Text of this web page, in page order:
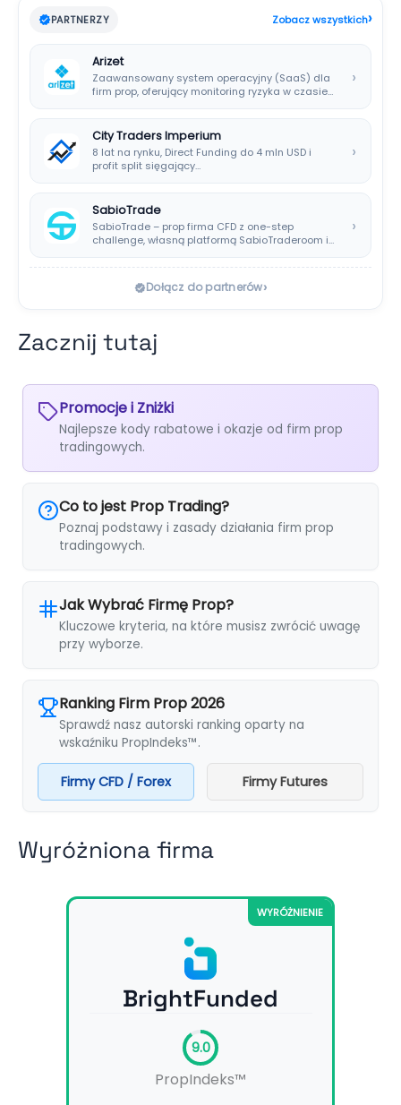
PARTNERZY Zobacz wszystkich›
Arizet
Zaawansowany system operacyjny (SaaS) dla
firm prop, oferujący monitoring ryzyka w czasie
›
City Traders Imperium
8 lat na rynku, Direct Funding do 4 mln USD i
profit split sięgający…
›
SabioTrade
SabioTrade – prop firma CFD z one-step
challenge, własną platformą SabioTraderoom i
›
Dołącz do partnerów›
Zacznij tutaj
Promocje i Zniżki
Najlepsze kody rabatowe i okazje od firm prop
tradingowych.
Co to jest Prop Trading?
Poznaj podstawy i zasady działania firm prop
tradingowych.
Jak Wybrać Firmę Prop?
Kluczowe kryteria, na które musisz zwrócić uwagę
przy wyborze.
Ranking Firm Prop 2026
Sprawdź nasz autorski ranking oparty na
wskaźniku PropIndeks™.
Firmy CFD / Forex Firmy Futures
Wyróżniona firma
WYRÓŻNIENIE
BrightFunded
9.0
PropIndeks™